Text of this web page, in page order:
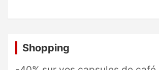
Shopping